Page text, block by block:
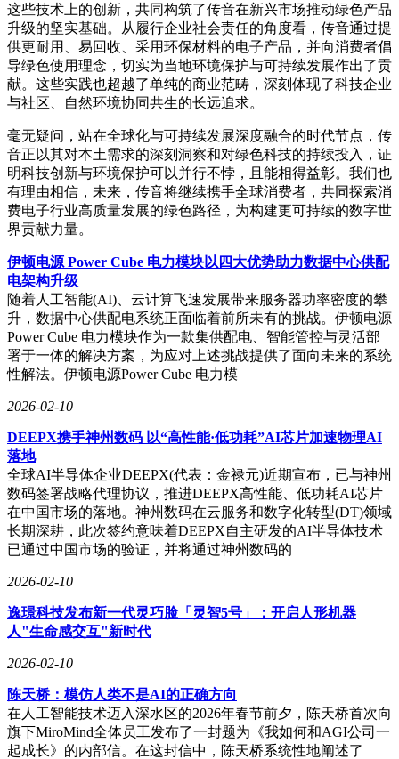
这些技术上的创新，共同构筑了传音在新兴市场推动绿色产品
升级的坚实基础。从履行企业社会责任的角度看，传音通过提
供更耐用、易回收、采用环保材料的电子产品，并向消费者倡
导绿色使用理念，切实为当地环境保护与可持续发展作出了贡
献。这些实践也超越了单纯的商业范畴，深刻体现了科技企业
与社区、自然环境协同共生的长远追求。
毫无疑问，站在全球化与可持续发展深度融合的时代节点，传
音正以其对本土需求的深刻洞察和对绿色科技的持续投入，证
明科技创新与环境保护可以并行不悖，且能相得益彰。我们也
有理由相信，未来，传音将继续携手全球消费者，共同探索消
费电子行业高质量发展的绿色路径，为构建更可持续的数字世
界贡献力量。
伊顿电源 Power Cube 电力模块以四大优势助力数据中心供配
电架构升级
随着人工智能(AI)、云计算飞速发展带来服务器功率密度的攀
升，数据中心供配电系统正面临着前所未有的挑战。伊顿电源
Power Cube 电力模块作为一款集供配电、智能管控与灵活部
署于一体的解决方案，为应对上述挑战提供了面向未来的系统
性解法。伊顿电源Power Cube 电力模
2026-02-10
DEEPX携手神州数码 以“高性能·低功耗”AI芯片加速物理AI
落地
全球AI半导体企业DEEPX(代表：金禄元)近期宣布，已与神州
数码签署战略代理协议，推进DEEPX高性能、低功耗AI芯片
在中国市场的落地。神州数码在云服务和数字化转型(DT)领域
长期深耕，此次签约意味着DEEPX自主研发的AI半导体技术
已通过中国市场的验证，并将通过神州数码的
2026-02-10
逸璟科技发布新一代灵巧脸「灵智5号」：开启人形机器
人"生命感交互"新时代
2026-02-10
陈天桥：模仿人类不是AI的正确方向
在人工智能技术迈入深水区的2026年春节前夕，陈天桥首次向
旗下MiroMind全体员工发布了一封题为《我如何和AGI公司一
起成长》的内部信。在这封信中，陈天桥系统性地阐述了